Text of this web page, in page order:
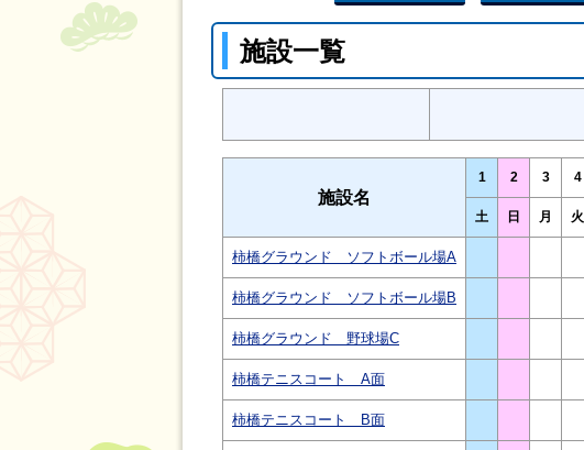
施設一覧
施設名
1 2 3 4
土 日 月 火
柿橋グラウンド ソフトボール場A
柿橋グラウンド ソフトボール場B
柿橋グラウンド 野球場C
柿橋テニスコート A面
柿橋テニスコート B面